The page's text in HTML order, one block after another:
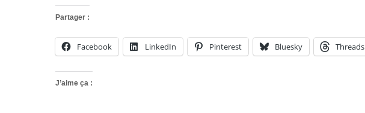
Partager :
Facebook LinkedIn Pinterest Bluesky Threads
J’aime ça :